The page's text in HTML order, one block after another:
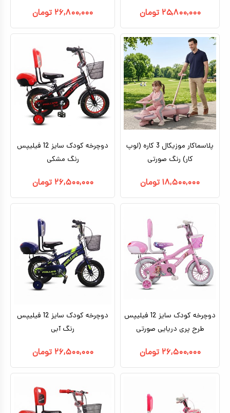
۲۵,۸۰۰,۰۰۰ تومان ۲۶,۸۰۰,۰۰۰ تومان
پلاسماکار موزیکال 3 کاره (لوپ
کار) رنگ صورتی
۱۸,۵۰۰,۰۰۰ تومان
دوچرخه کودک سایز 12 فیلیپس
رنگ مشکی
۲۶,۵۰۰,۰۰۰ تومان
دوچرخه کودک سایز 12 فیلیپس
طرح پری دریایی صورتی
۲۶,۵۰۰,۰۰۰ تومان
دوچرخه کودک سایز 12 فیلیپس
رنگ آبی
۲۶,۵۰۰,۰۰۰ تومان